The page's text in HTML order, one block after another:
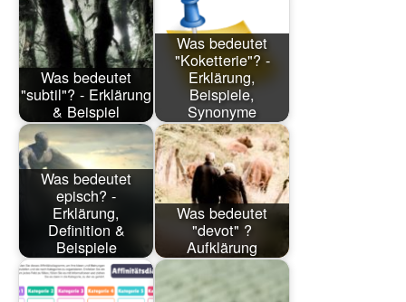
Was bedeutet
"subtil"? - Erklärung
& Beispiel
Was bedeutet
"Koketterie"? -
Erklärung,
Beispiele,
Synonyme
Was bedeutet
episch? -
Erklärung,
Definition &
Beispiele
Was bedeutet
"devot" ?
Aufklärung